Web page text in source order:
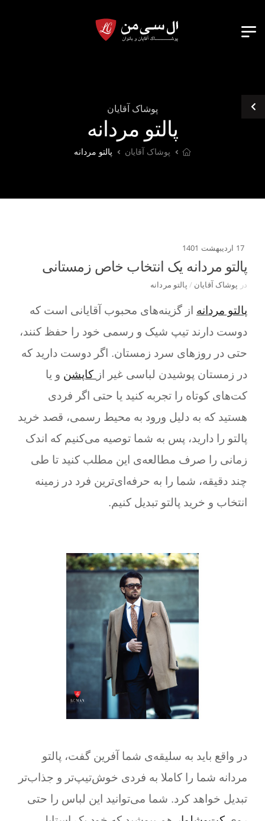
پوشاک آقایان
پالتو مردانه
پوشاک آقایان پالتو مردانه
17 اردیبهشت 1401
پالتو مردانه یک انتخاب خاص زمستانی
در پوشاک آقایان / پالتو مردانه
پالتو مردانه از گزینه‌های محبوب آقایانی است که
دوست دارند تیپ شیک و رسمی خود را حفظ کنند،
حتی در روزهای سرد زمستان. اگر دوست دارید که
در زمستان پوشیدن لباسی غیر از کاپشن و یا
کت‌های کوتاه را تجربه کنید یا حتی اگر فردی
هستید که به دلیل ورود به محیط رسمی، قصد خرید
پالتو را دارید، پس به شما توصیه می‌کنیم که اندک
زمانی را صرف مطالعه‌ی این مطلب کنید تا طی
چند دقیقه، شما را به حرفه‌ای‌ترین فرد در زمینه
انتخاب و خرید پالتو تبدیل کنیم.
در واقع باید به سلیقه‌ی شما آفرین گفت، پالتو
مردانه شما را کاملا به فردی خوش‌تیپ‌تر و جذاب‌تر
تبدیل خواهد کرد. شما می‌توانید این لباس را حتی